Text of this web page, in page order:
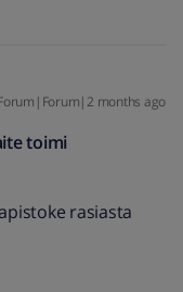
months ago
toimi
rasiasta